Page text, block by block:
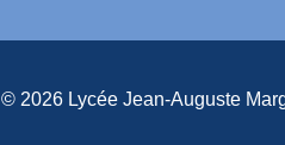
© 2026 Lycée Jean-Auguste